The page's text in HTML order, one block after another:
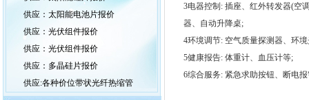
供应：太阳能电池片报价
供应：光伏组件报价
供应：光伏组件报价
供应：多晶硅片报价
供应:各种价位带状光纤热缩管
3电器控制: 插座、红外转发器(空
器、自动升降桌;
4环境调节: 空气质量探测器、环
5健康报告: 体重计、血压计等;
6综合服务: 紧急求助按钮、断电